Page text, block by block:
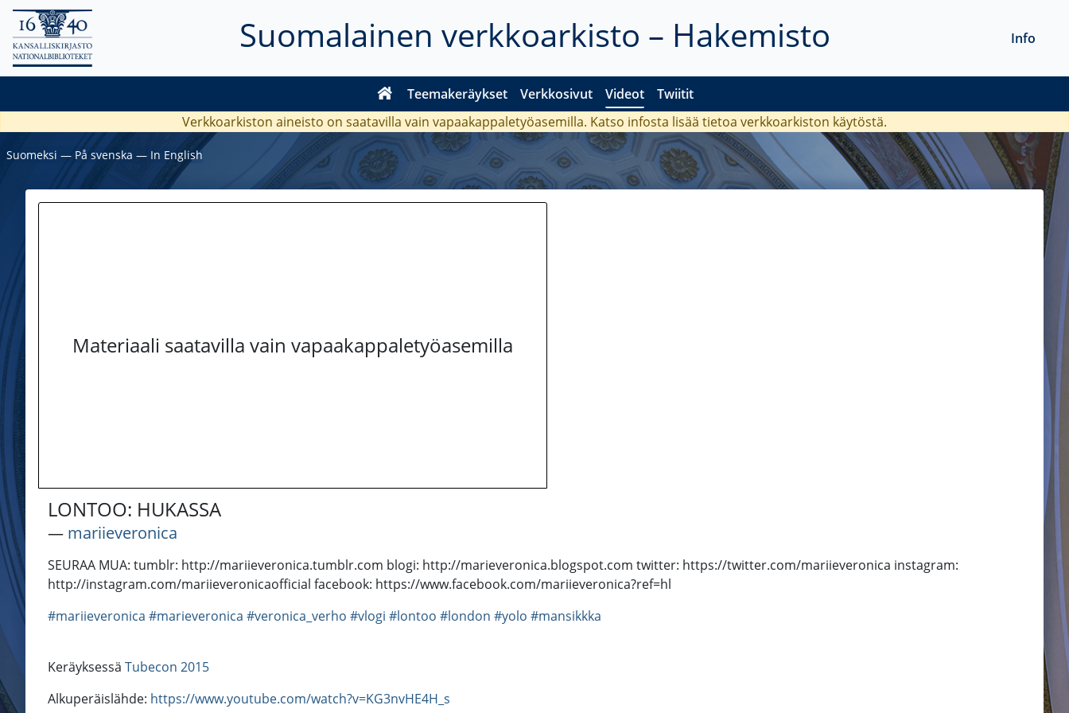
Suomalainen verkkoarkisto – Hakemisto
Teemakeräykset Verkkosivut Videot Twiitit
Info
Verkkoarkiston aineisto on saatavilla vain vapaakappaletyöasemilla. Katso infosta lisää tietoa verkkoarkiston käytöstä.
Suomeksi ― På svenska ― In English
Materiaali saatavilla vain vapaakappaletyöasemilla
LONTOO: HUKASSA
― mariieveronica
SEURAA MUA: tumblr: http://mariieveronica.tumblr.com blogi: http://marieveronica.blogspot.com twitter: https://twitter.com/mariieveronica instagram:
http://instagram.com/mariieveronicaofficial facebook: https://www.facebook.com/mariieveronica?ref=hl
#mariieveronica #marieveronica #veronica_verho #vlogi #lontoo #london #yolo #mansikkka
Keräyksessä Tubecon 2015
Alkuperäislähde: https://www.youtube.com/watch?v=KG3nvHE4H_s